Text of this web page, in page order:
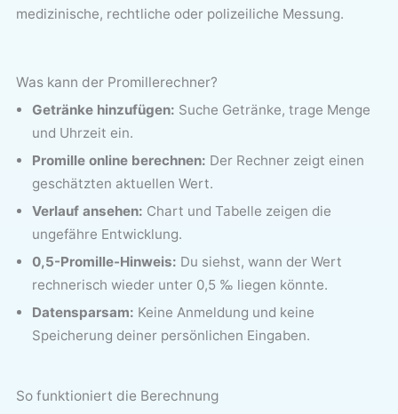
medizinische, rechtliche oder polizeiliche Messung.
Was kann der Promillerechner?
Getränke hinzufügen: Suche Getränke, trage Menge
und Uhrzeit ein.
Promille online berechnen: Der Rechner zeigt einen
geschätzten aktuellen Wert.
Verlauf ansehen: Chart und Tabelle zeigen die
ungefähre Entwicklung.
0,5-Promille-Hinweis: Du siehst, wann der Wert
rechnerisch wieder unter 0,5 ‰ liegen könnte.
Datensparsam: Keine Anmeldung und keine
Speicherung deiner persönlichen Eingaben.
So funktioniert die Berechnung